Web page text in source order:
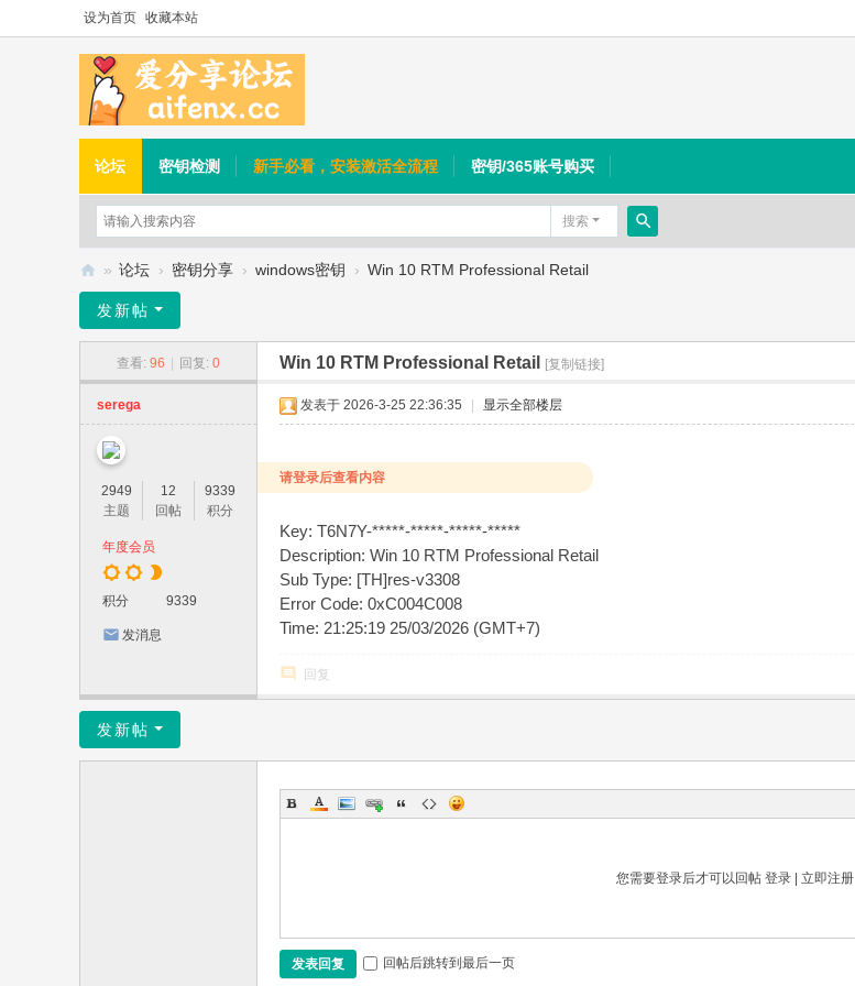
设为首页 收藏本站
论坛 密钥检测 新手必看，安装激活全流程 密钥/365账号购买
搜索
搜
分
坛
» 论坛 › 密钥分享 › windows密钥 › Win 10 RTM Professional Retail
发新帖
查看: 96 回复: 0 Win 10 RTM Professional Retail [复制链接]
serega
2949
主题
12
回帖
9339
积分
年度会员
积分 9339
发消息
发表于 2026-3-25 22:36:35 显示全部楼层
请登录后查看内容
Key: T6N7Y-*****-*****-*****-*****
Description: Win 10 RTM Professional Retail
Sub Type: [TH]res-v3308
Error Code: 0xC004C008
Time: 21:25:19 25/03/2026 (GMT+7)
回复
发新帖
您需要登录后才可以回帖 登录| 立即注册
发表回复 回帖后跳转到最后一页